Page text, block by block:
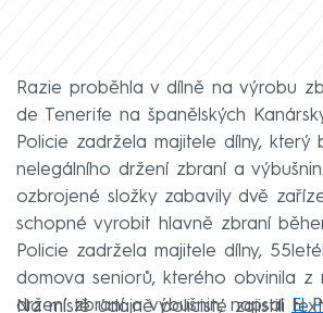
Razie proběhla v dílně na výrobu
de Tenerife na španělských
Policie zadržela majitele dílny, který
nelegálního držení zbraní a
ozbrojené složky zabavily dvě
schopné vyrobit hlavně zbraní
Policie zadržela majitele dílny,
domova seniorů, kterého obvinila z
držení zbraní a výbušnin, napsal El
Na místě údajně policisté zajistili